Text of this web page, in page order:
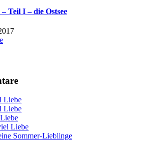
Teil I – die Ostsee
Liebe
Liebe
Liebe
Sommer-Lieblinge